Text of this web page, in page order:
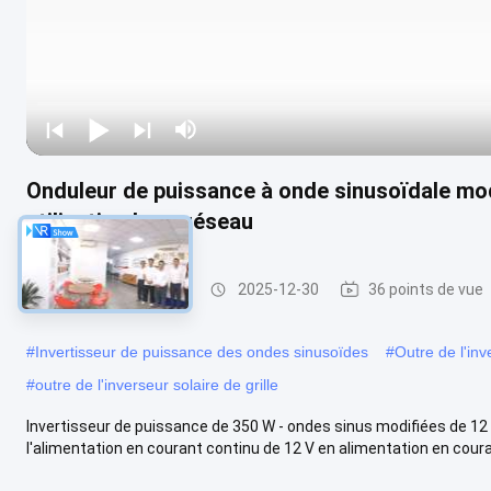
Onduleur de puissance à onde sinusoïdale
utilisation hors réseau
Invertisseur modifié 2025-12-30 36 points de vue
#Invertisseur de puissance des ondes sinusoïdes #Outre de
#outre de l'inverseur solaire de grille
Invertisseur de puissance de 350 W - ondes sinus modifiées de
l'alimentation en courant continu de 12 V en alimentation en